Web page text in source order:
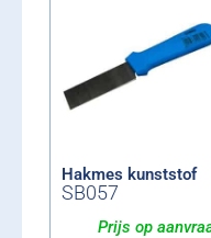
Hakmes kunststof
SB057
Prijs op